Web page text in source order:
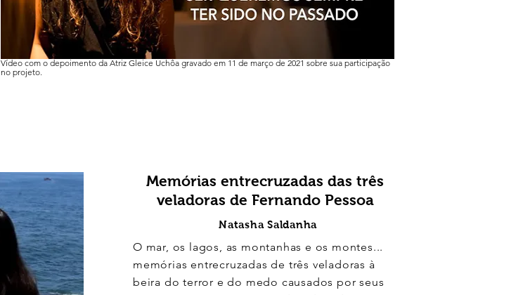
Vídeo com o depoimento da Atriz Gleice Uchôa gravado em 11 de março de 2021 sobre sua participação
no projeto.
Memórias entrecruzadas das três
veladoras de Fernando Pessoa
Natasha Saldanha
O mar, os lagos, as montanhas e os montes...
memórias entrecruzadas de três veladoras à
beira do terror e do medo causados por seus